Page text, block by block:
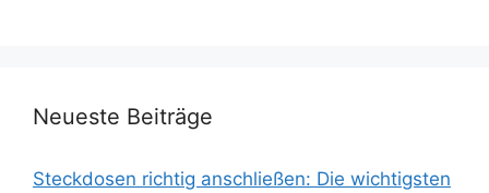
Neueste Beiträge
Steckdosen richtig anschließen: Die wichtigsten